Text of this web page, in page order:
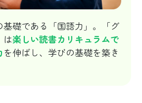
基礎である「国語力」。「グ
は楽しい読書カリキュラムで
を伸ばし、学びの基礎を築き